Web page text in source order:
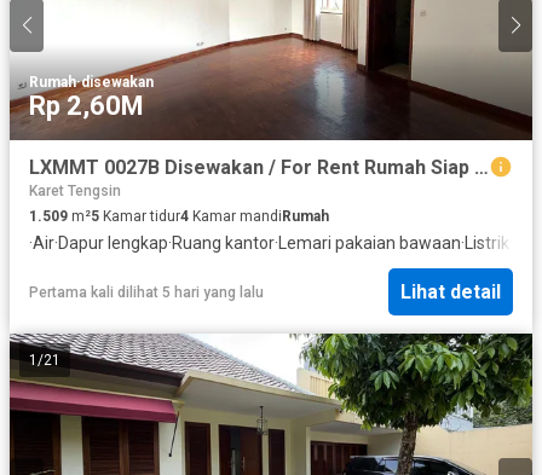
Rumah·disewakan
Rp 2,60M
LXMMT 0027B Disewakan / For Rent Rumah Siap Huni Dengan Kolam Renang Area Menteng Jakarta Pusat
Karet Tengsin
1.509 m²5 Kamar tidur4 Kamar mandi Rumah
·Air·Dapur lengkap·Ruang kantor· Lemari pakaian bawaan· Listrik
Pertama kali dilihat 5 hari yang lalu Lihat detail
1 /21